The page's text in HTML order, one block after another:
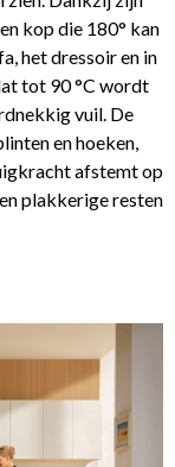
kop die 180° kan
het dressoir en in
tot 90 °C wordt
vuil. De
en hoeken,
afstemt op
plakkerige resten